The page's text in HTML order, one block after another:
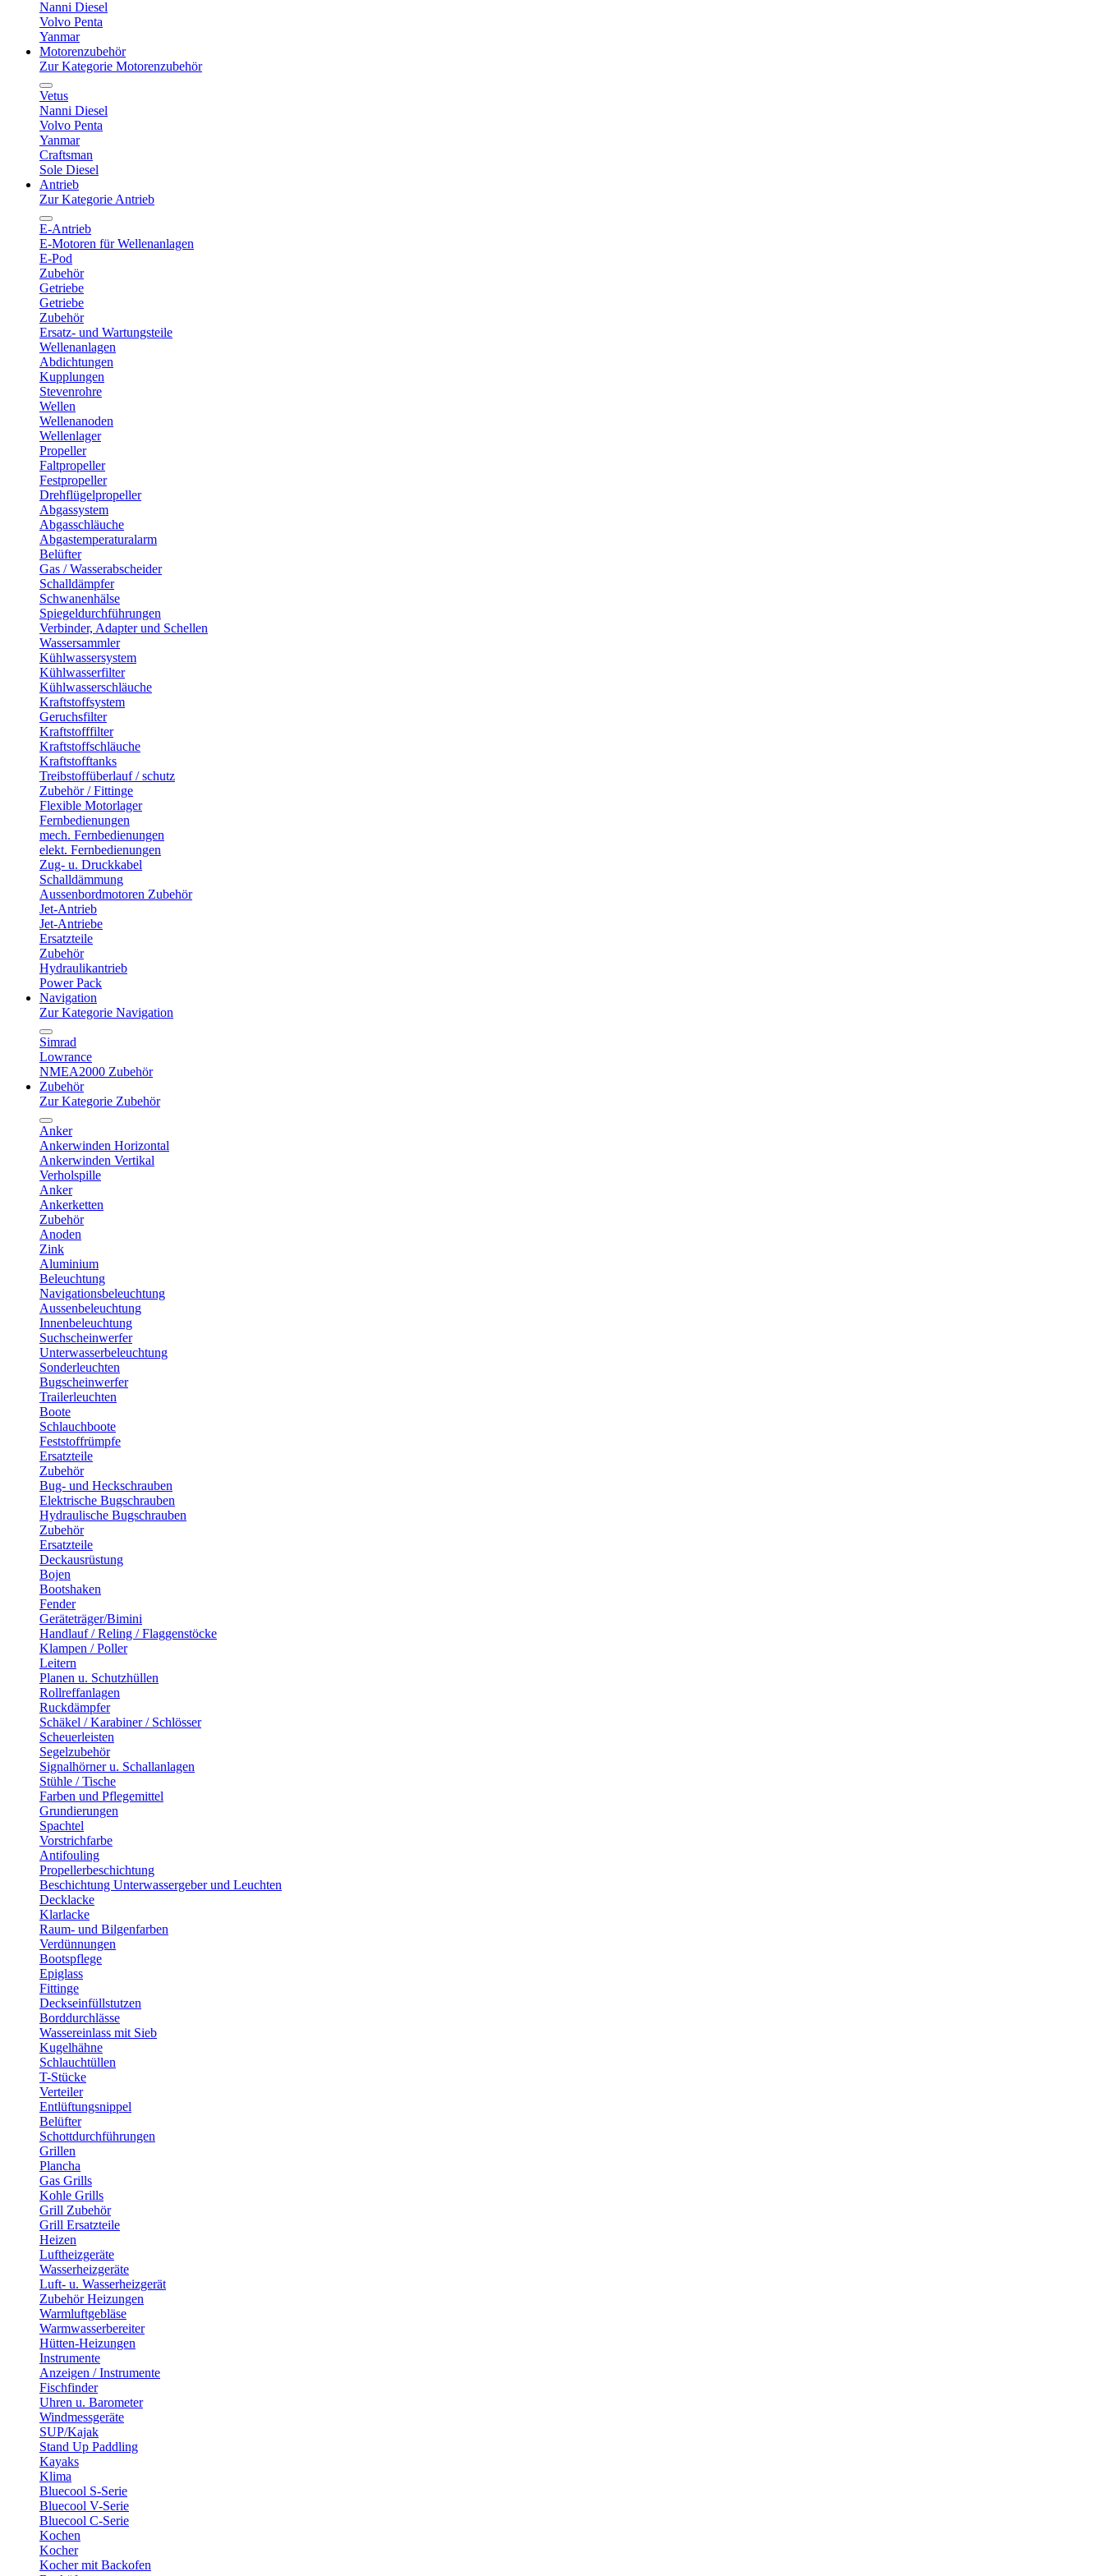
Nanni Diesel
Volvo Penta
Yanmar
Motorenzubehör
Zur Kategorie Motorenzubehör
Vetus
Nanni Diesel
Volvo Penta
Yanmar
Craftsman
Sole Diesel
Antrieb
Zur Kategorie Antrieb
E-Antrieb
E-Motoren für Wellenanlagen
E-Pod
Zubehör
Getriebe
Getriebe
Zubehör
Ersatz- und Wartungsteile
Wellenanlagen
Abdichtungen
Kupplungen
Stevenrohre
Wellen
Wellenanoden
Wellenlager
Propeller
Faltpropeller
Festpropeller
Drehflügelpropeller
Abgassystem
Abgasschläuche
Abgastemperaturalarm
Belüfter
Gas / Wasserabscheider
Schalldämpfer
Schwanenhälse
Spiegeldurchführungen
Verbinder, Adapter und Schellen
Wassersammler
Kühlwassersystem
Kühlwasserfilter
Kühlwasserschläuche
Kraftstoffsystem
Geruchsfilter
Kraftstofffilter
Kraftstoffschläuche
Kraftstofftanks
Treibstoffüberlauf / schutz
Zubehör / Fittinge
Flexible Motorlager
Fernbedienungen
mech. Fernbedienungen
elekt. Fernbedienungen
Zug- u. Druckkabel
Schalldämmung
Aussenbordmotoren Zubehör
Jet-Antrieb
Jet-Antriebe
Ersatzteile
Zubehör
Hydraulikantrieb
Power Pack
Navigation
Zur Kategorie Navigation
Simrad
Lowrance
NMEA2000 Zubehör
Zubehör
Zur Kategorie Zubehör
Anker
Ankerwinden Horizontal
Ankerwinden Vertikal
Verholspille
Anker
Ankerketten
Zubehör
Anoden
Zink
Aluminium
Beleuchtung
Navigationsbeleuchtung
Aussenbeleuchtung
Innenbeleuchtung
Suchscheinwerfer
Unterwasserbeleuchtung
Sonderleuchten
Bugscheinwerfer
Trailerleuchten
Boote
Schlauchboote
Feststoffrümpfe
Ersatzteile
Zubehör
Bug- und Heckschrauben
Elektrische Bugschrauben
Hydraulische Bugschrauben
Zubehör
Ersatzteile
Deckausrüstung
Bojen
Bootshaken
Fender
Geräteträger/Bimini
Handlauf / Reling / Flaggenstöcke
Klampen / Poller
Leitern
Planen u. Schutzhüllen
Rollreffanlagen
Ruckdämpfer
Schäkel / Karabiner / Schlösser
Scheuerleisten
Segelzubehör
Signalhörner u. Schallanlagen
Stühle / Tische
Farben und Pflegemittel
Grundierungen
Spachtel
Vorstrichfarbe
Antifouling
Propellerbeschichtung
Beschichtung Unterwassergeber und Leuchten
Decklacke
Klarlacke
Raum- und Bilgenfarben
Verdünnungen
Bootspflege
Epiglass
Fittinge
Deckseinfüllstutzen
Borddurchlässe
Wassereinlass mit Sieb
Kugelhähne
Schlauchtüllen
T-Stücke
Verteiler
Entlüftungsnippel
Belüfter
Schottdurchführungen
Grillen
Plancha
Gas Grills
Kohle Grills
Grill Zubehör
Grill Ersatzteile
Heizen
Luftheizgeräte
Wasserheizgeräte
Luft- u. Wasserheizgerät
Zubehör Heizungen
Warmluftgebläse
Warmwasserbereiter
Hütten-Heizungen
Instrumente
Anzeigen / Instrumente
Fischfinder
Uhren u. Barometer
Windmessgeräte
SUP/Kajak
Stand Up Paddling
Kayaks
Klima
Bluecool S-Serie
Bluecool V-Serie
Bluecool C-Serie
Kochen
Kocher
Kocher mit Backofen